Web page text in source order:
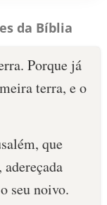
da Bíblia
Porque já
terra, e o
que
seu noivo.